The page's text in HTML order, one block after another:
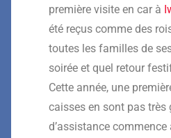
première visite en car à
été reçus comme des
toutes les familles de
soirée et quel retour
Cette année, une
caisses en sont pas très
d’assistance commence